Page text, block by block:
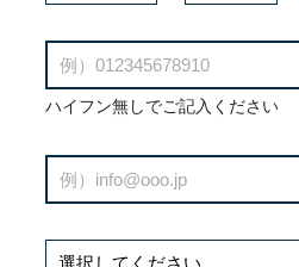
ハイフン無しでご記入ください